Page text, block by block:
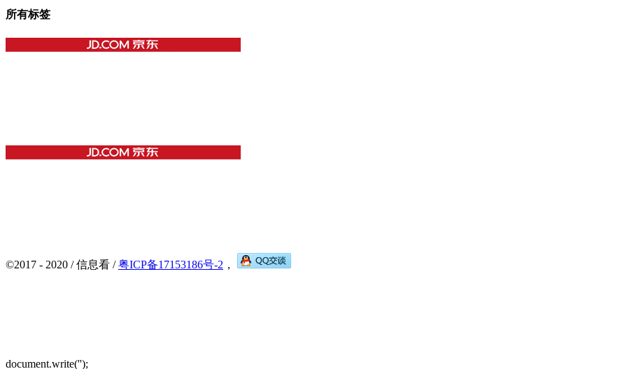
所有标签
©2017 - 2020 / 信息看 /粤ICP备17153186号-2 ，
document.write('');